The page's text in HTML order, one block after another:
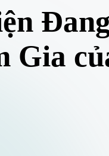
Đang
Gia